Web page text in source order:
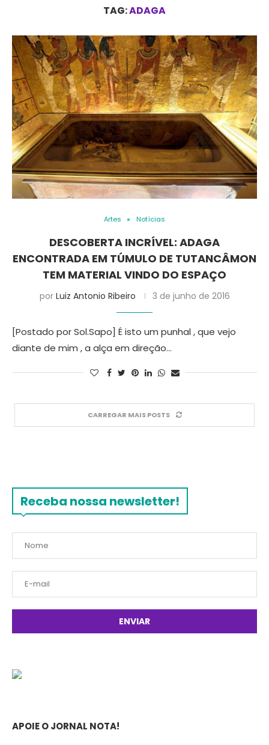
TAG:ADAGA
Artes Notícias
DESCOBERTA INCRÍVEL: ADAGA
ENCONTRADA EM TÚMULO DE TUTANCÂMON
TEM MATERIAL VINDO DO ESPAÇO
por Luiz Antonio Ribeiro 3 de junho de 2016
[Postado por Sol.Sapo] É isto um punhal , que vejo
diante de mim , a alça em direção…
CARREGAR MAIS POSTS
Receba nossa newsletter!
APOIE O JORNAL NOTA!